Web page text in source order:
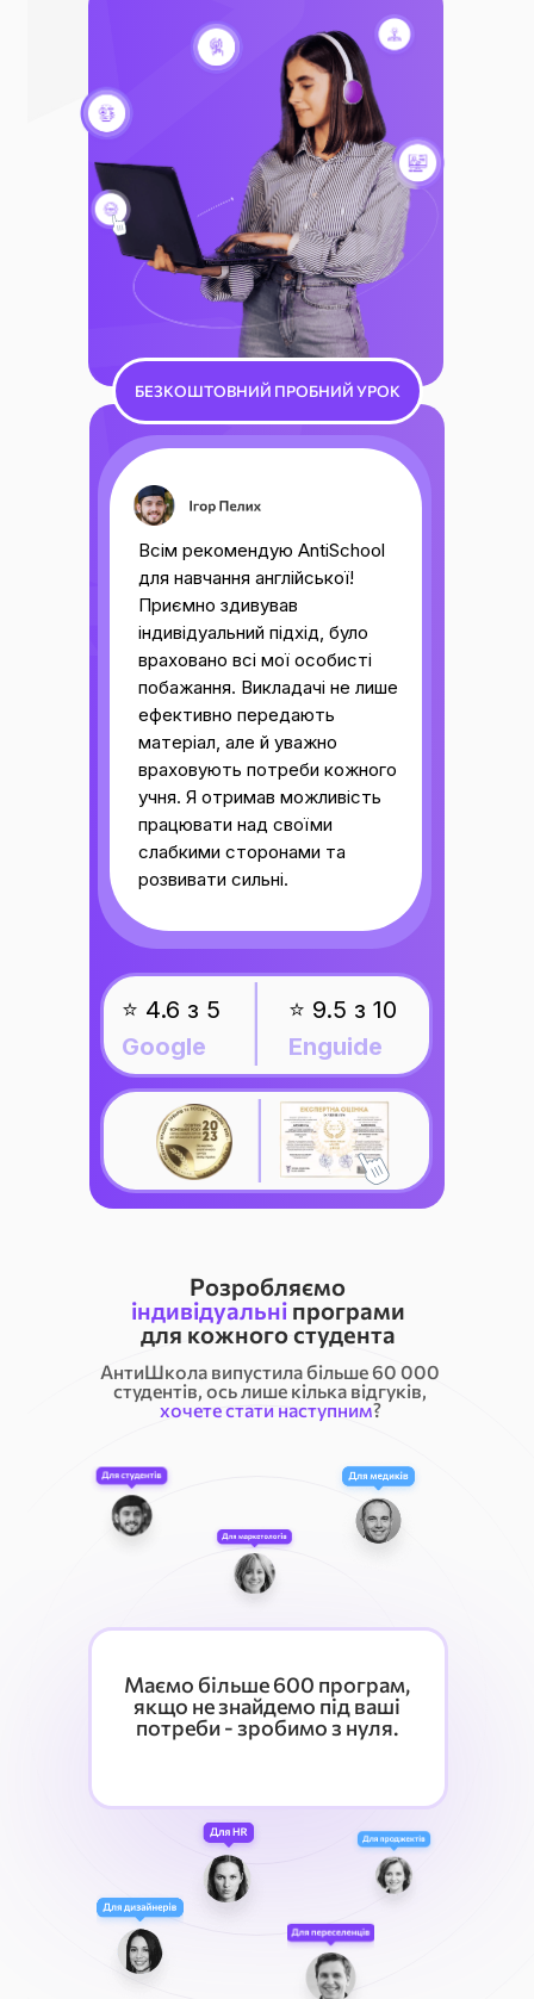
БЕЗКОШТОВНИЙ ПРОБНИЙ УРОК
Всім рекомендую AntiSchool
для навчання англійської!
Приємно здивував
індивідуальний підхід, було
враховано всі мої особисті
побажання. Викладачі не лише
ефективно передають
матеріал, але й уважно
враховують потреби кожного
учня. Я отримав можливість
працювати над своїми
слабкими сторонами та
розвивати сильні.
⭐ 4.6 з 5
Google
⭐ 9.5 з 10
Enguide
Розробляємо
індивідуальніпрограми
для кожного студента
АнтиШкола випустила більше 60 000
студентів, ось лише кілька відгуків,
хочете стати наступним?
Маємо більше 600 програм,
якщо не знайдемо під ваші
потреби - зробимо з нуля.